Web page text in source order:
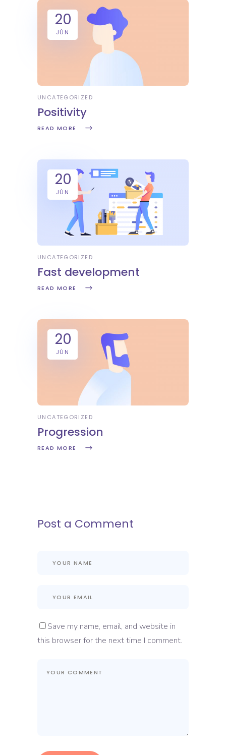
20
JÚN
UNCATEGORIZED
Positivity
READ MORE
20
JÚN
UNCATEGORIZED
Fast development
READ MORE
20
JÚN
UNCATEGORIZED
Progression
READ MORE
Post a Comment
Save my name, email, and website in
this browser for the next time I comment.